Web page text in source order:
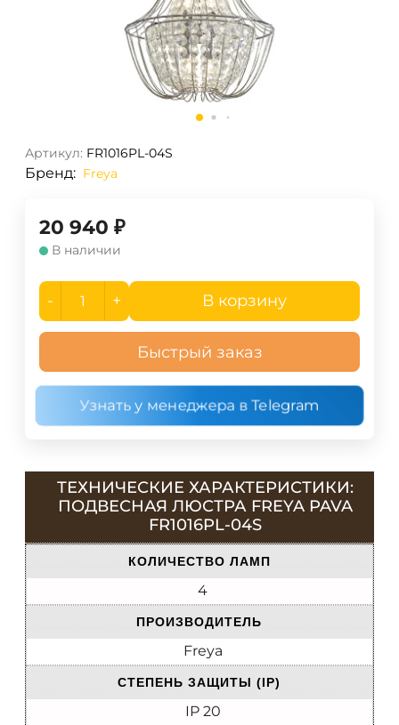
Артикул: FR1016PL-04S
Бренд: Freya
20 940 ₽
В наличии
- + В корзину
Быстрый заказ
Узнать у менеджера в Telegram
ТЕХНИЧЕСКИЕ ХАРАКТЕРИСТИКИ:
ПОДВЕСНАЯ ЛЮСТРА FREYA PAVA
FR1016PL-04S
КОЛИЧЕСТВО ЛАМП
4
ПРОИЗВОДИТЕЛЬ
Freya
СТЕПЕНЬ ЗАЩИТЫ (IP)
IP 20